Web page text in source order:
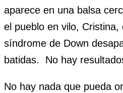
aparece en una balsa
el pueblo en vilo,
síndrome de Down
batidas. No hay
No hay nada que pueda